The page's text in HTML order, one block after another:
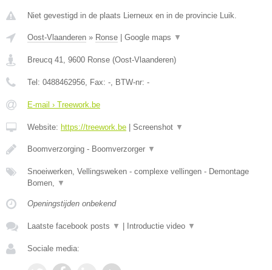
Niet gevestigd in de plaats Lierneux en in de provincie Luik.
Oost-Vlaanderen » Ronse Google maps ▼
Breucq 41 9600 Ronse (Oost-Vlaanderen)
Tel: 0488462956 , Fax: - , BTW-nr: -
E-mail › Treework.be
Website: https://treework.be Screenshot ▼
Boomverzorging - Boomverzorger ▼
Snoeiwerken, Vellingsweken - complexe vellingen - Demontage
Bomen,
▼
Openingstijden onbekend
Laatste facebook posts ▼ Introductie video ▼
Sociale media: